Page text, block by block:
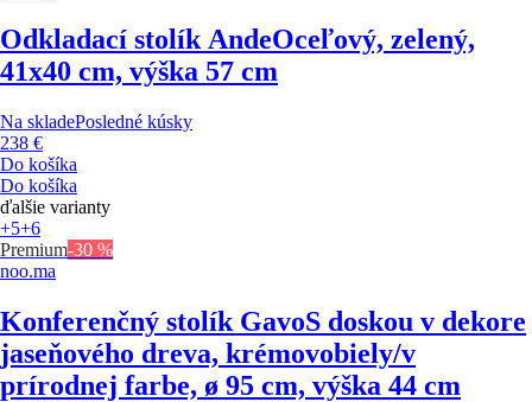
Odkladací stolík AndeOceľový, zelený,
41x40 cm, výška 57 cm
Na skladePosledné kúsky
238 €
Do košíka
Do košíka
ďalšie varianty
+5+6
Premium-30 %
noo.ma
Konferenčný stolík GavoS doskou v dekore
jaseňového dreva, krémovobiely/v
prírodnej farbe, ø 95 cm, výška 44 cm